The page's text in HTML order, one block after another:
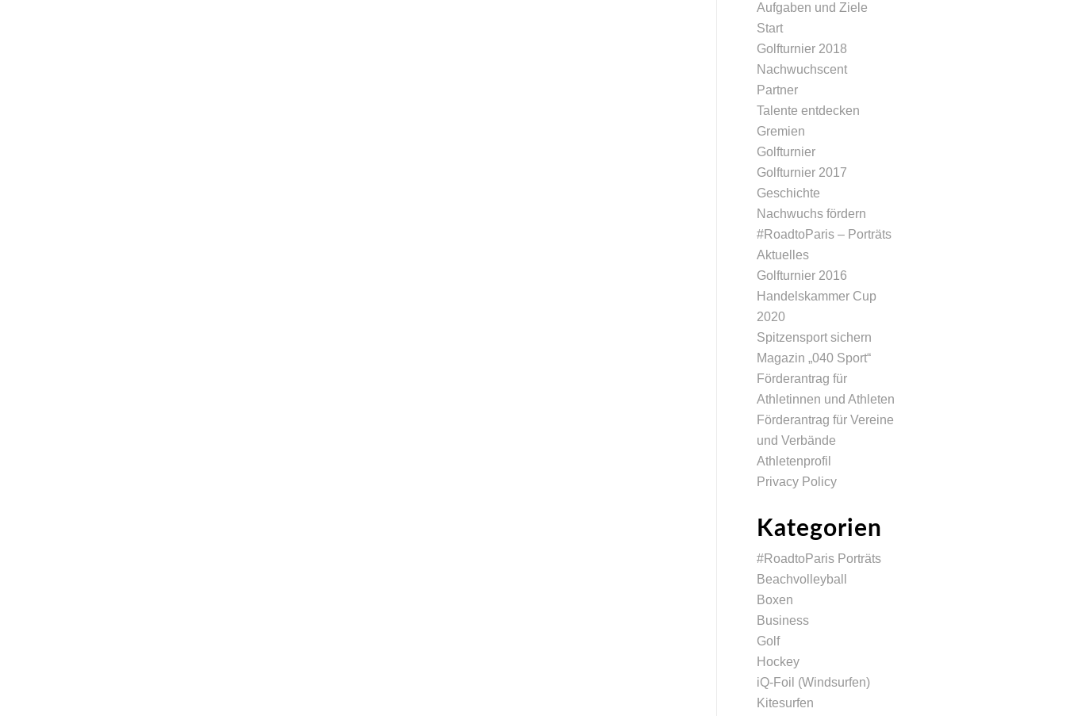
Aufgaben und Ziele
Start
Golfturnier 2018
Nachwuchscent
Partner
Talente entdecken
Gremien
Golfturnier
Golfturnier 2017
Geschichte
Nachwuchs fördern
#RoadtoParis – Porträts
Aktuelles
Golfturnier 2016
Handelskammer Cup
2020
Spitzensport sichern
Magazin „040 Sport“
Förderantrag für
Athletinnen und Athleten
Förderantrag für Vereine
und Verbände
Athletenprofil
Privacy Policy
Kategorien
#RoadtoParis Porträts
Beachvolleyball
Boxen
Business
Golf
Hockey
iQ-Foil (Windsurfen)
Kitesurfen